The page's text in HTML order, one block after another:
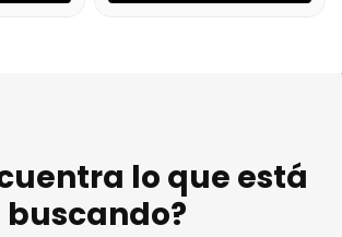
lo que está
buscando?